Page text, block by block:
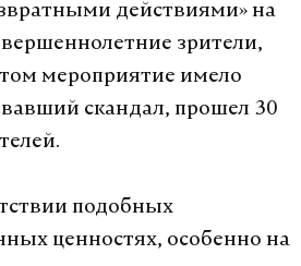
действиями» на
зрители,
мероприятие имело
скандал, прошел 30
подобных
ценностях, особенно на